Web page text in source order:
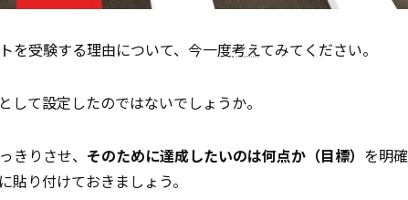
を受験する理由について、今一度考えてみてください。
して設定したのではないでしょうか。
きりさせ、 そのために達成したいのは何点か（目標） を明
り付けておきましょう。